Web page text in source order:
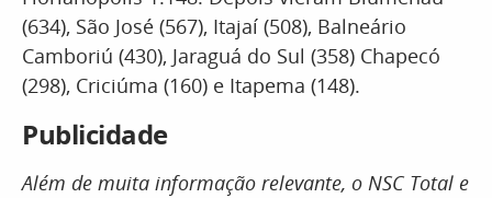
(634), São José (567), Itajaí (508), Balneário
Camboriú (430), Jaraguá do Sul (358) Chapecó
(298), Criciúma (160) e Itapema (148).
Publicidade
Além de muita informação relevante, o NSC Total e